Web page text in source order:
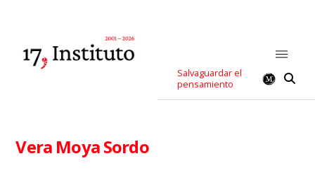
Salvaguardar el
pensamiento
Vera Moya Sordo